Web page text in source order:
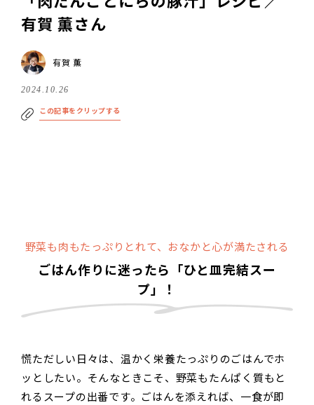
有賀 薫さん
有賀 薫
2024.10.26
この記事をクリップする
野菜も肉もたっぷりとれて、おなかと心が満たされる
ごはん作りに迷ったら「ひと皿完結スー
プ」！
慌ただしい日々は、温かく栄養たっぷりのごはんでホ
ッとしたい。そんなときこそ、野菜もたんぱく質もと
れるスープの出番です。ごはんを添えれば、一食が即